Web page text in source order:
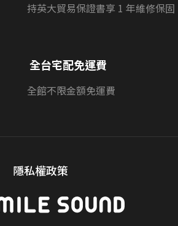
持英大貿易保證書享 1 年維修保固
全台宅配免運費
全館不限金額免運費
隱私權政策